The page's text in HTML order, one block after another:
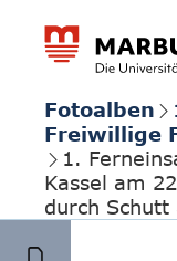
Fotoalben
Freiwillige
1.
Kassel am
durch Schutt